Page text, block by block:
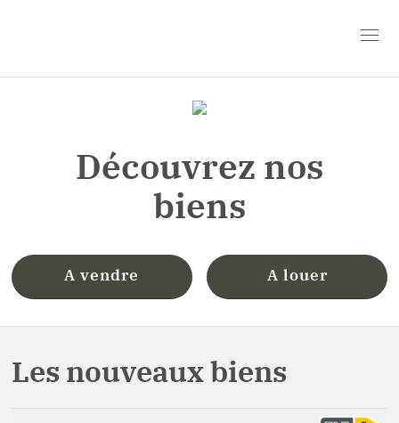
Découvrez nos
biens
A vendre A louer
Les nouveaux biens